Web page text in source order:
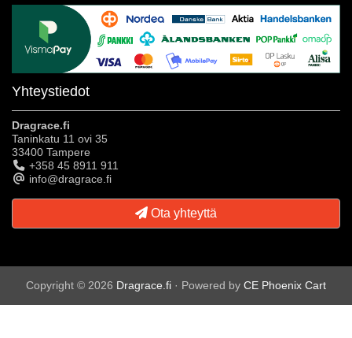
Yhteystiedot
Dragrace.fi
Taninkatu 11 ovi 35
33400 Tampere
+358 45 8911 911
info@dragrace.fi
Ota yhteyttä
Copyright © 2026 Dragrace.fi · Powered by CE Phoenix Cart